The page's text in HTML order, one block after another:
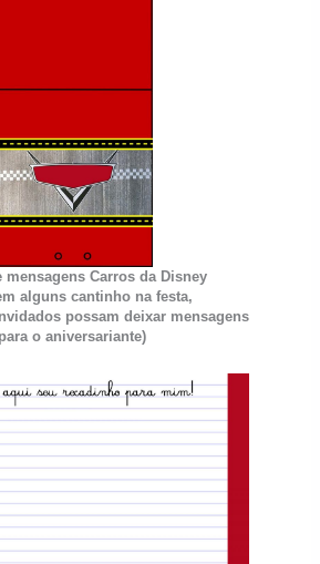
mensagens Carros da Disney
alguns cantinho na festa,
possam deixar mensagens
para o aniversariante)